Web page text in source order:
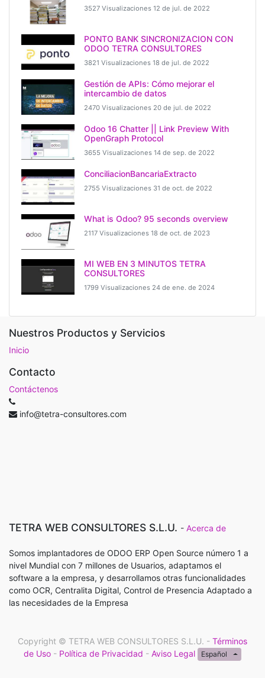
3527 Visualizaciones 12 de jul. de 2022
PONTO BANK SINCRONIZACION CON
ODOO TETRA CONSULTORES
3821 Visualizaciones 18 de jul. de 2022
Gestión de APIs: Cómo mejorar el
intercambio de datos
2470 Visualizaciones 20 de jul. de 2022
Odoo 16 Chatter || Link Preview With
OpenGraph Protocol
3655 Visualizaciones 14 de sep. de 2022
ConciliacionBancariaExtracto
2755 Visualizaciones 31 de oct. de 2022
What is Odoo? 95 seconds overview
2117 Visualizaciones 18 de oct. de 2023
MI WEB EN 3 MINUTOS TETRA
CONSULTORES
1799 Visualizaciones 24 de ene. de 2024
Nuestros Productos y Servicios
Inicio
Contacto
Contáctenos
info@tetra-consultores.com
TETRA WEB CONSULTORES S.L.U. - Acerca de
Somos implantadores de ODOO ERP Open Source número 1 a
nivel Mundial con 7 millones de Usuarios, adaptamos el
software a la empresa, y desarrollamos otras funcionalidades
como OCR, Centralita Digital, Control de Presencia Adaptado a
las necesidades de la Empresa
Copyright © TETRA WEB CONSULTORES S.L.U. - Términos
de Uso - Política de Privacidad -Aviso Legal Español